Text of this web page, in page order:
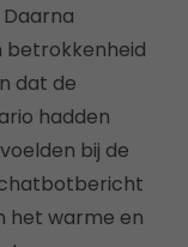
betrokkenheid
dat de
hadden
bij de
het warme en